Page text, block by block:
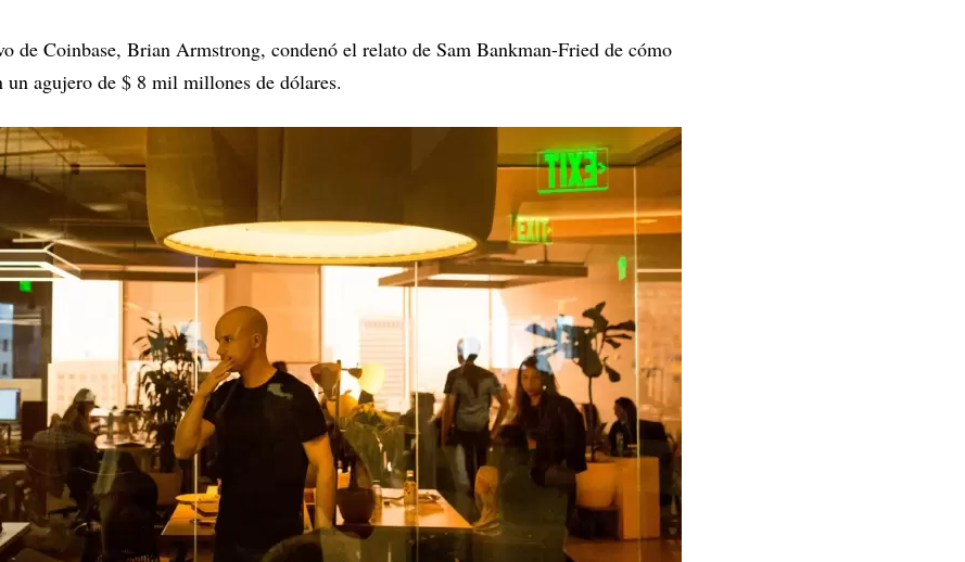
de Coinbase, Brian Armstrong, condenó el relato de Sam Bankman-Fried de cómo
un agujero de $ 8 mil millones de dólares.